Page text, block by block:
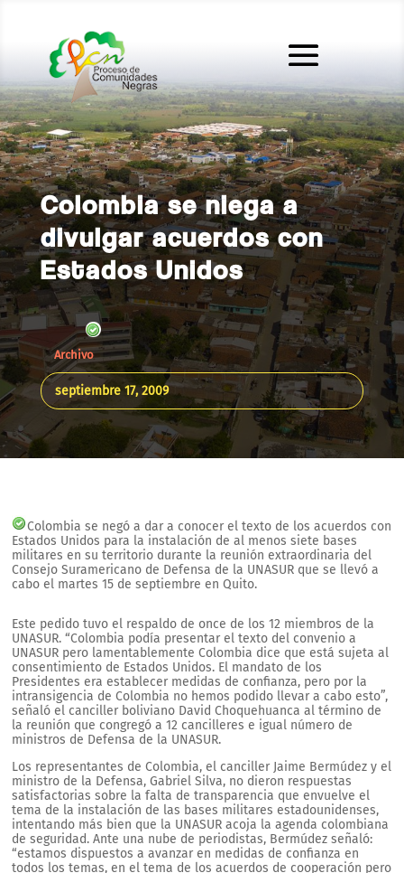
Colombia se niega a
divulgar acuerdos con
Estados Unidos
Archivo
septiembre 17, 2009
Colombia se negó a dar a conocer el texto de los acuerdos con
Estados Unidos para la instalación de al menos siete bases
militares en su territorio durante la reunión extraordinaria del
Consejo Suramericano de Defensa de la UNASUR que se llevó a
cabo el martes 15 de septiembre en Quito.
Este pedido tuvo el respaldo de once de los 12 miembros de la
UNASUR. “Colombia podía presentar el texto del convenio a
UNASUR pero lamentablemente Colombia dice que está sujeta al
consentimiento de Estados Unidos. El mandato de los
Presidentes era establecer medidas de confianza, pero por la
intransigencia de Colombia no hemos podido llevar a cabo esto”,
señaló el canciller boliviano David Choquehuanca al término de
la reunión que congregó a 12 cancilleres e igual número de
ministros de Defensa de la UNASUR.
Los representantes de Colombia, el canciller Jaime Bermúdez y el
ministro de la Defensa, Gabriel Silva, no dieron respuestas
satisfactorias sobre la falta de transparencia que envuelve el
tema de la instalación de las bases militares estadounidenses,
intentando más bien que la UNASUR acoja la agenda colombiana
de seguridad. Ante una nube de periodistas, Bermúdez señaló:
“estamos dispuestos a avanzar en medidas de confianza en
todos los temas, en el tema de los acuerdos de cooperación pero